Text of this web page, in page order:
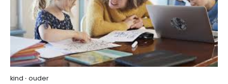
kind ouder